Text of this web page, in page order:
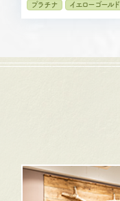
プラチナ
イエローゴールド